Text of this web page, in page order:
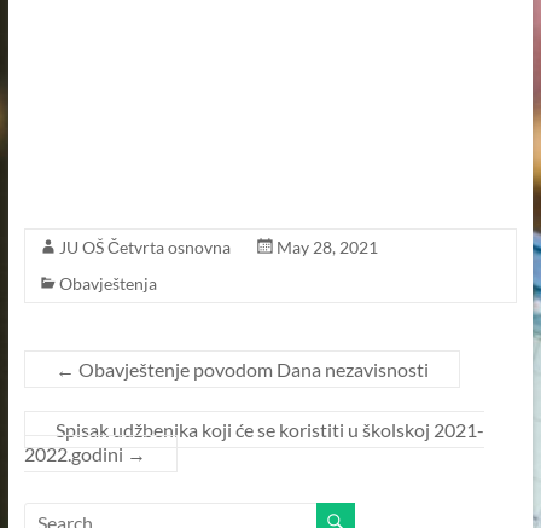
JU OŠ Četvrta osnovna
May 28, 2021
Obavještenja
← Obavještenje povodom Dana nezavisnosti
Spisak udžbenika koji će se koristiti u školskoj 2021-
2022.godini →